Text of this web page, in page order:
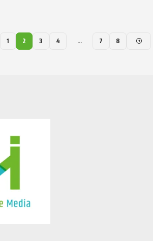
1 2 3 4 … 7 8